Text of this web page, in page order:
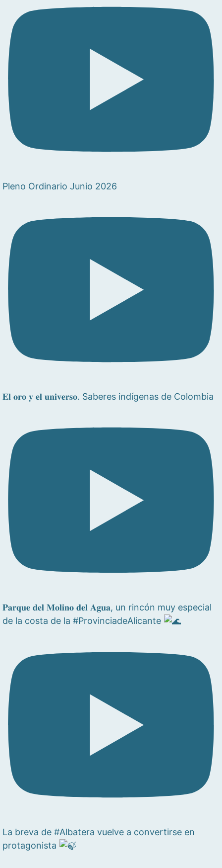
Pleno Ordinario Junio 2026
𝐄𝐥 𝐨𝐫𝐨 𝐲 𝐞𝐥 𝐮𝐧𝐢𝐯𝐞𝐫𝐬𝐨. Saberes indígenas de Colombia
𝐏𝐚𝐫𝐪𝐮𝐞 𝐝𝐞𝐥 𝐌𝐨𝐥𝐢𝐧𝐨 𝐝𝐞𝐥 𝐀𝐠𝐮𝐚, un rincón muy especial
de la costa de la #ProvinciadeAlicante
La breva de #Albatera vuelve a convertirse en
protagonista